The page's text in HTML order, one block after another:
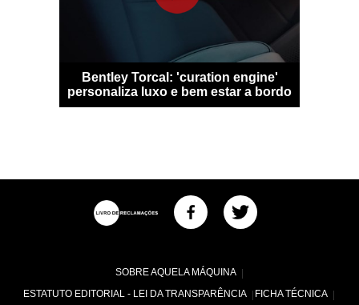
Bentley Torcal: 'curation engine'
personaliza luxo e bem estar a bordo
SOBRE AQUELA MÁQUINA
ESTATUTO EDITORIAL - LEI DA TRANSPARÊNCIA
FICHA TÉCNICA